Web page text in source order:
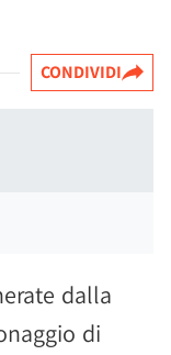
CONDIVIDI
dalla
di